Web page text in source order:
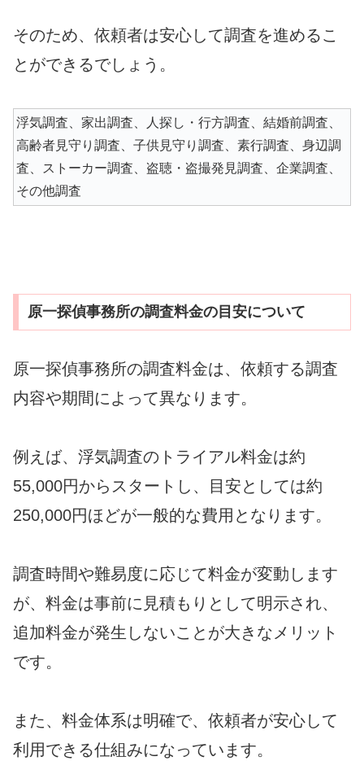
そのため、依頼者は安心して調査を進めるこ
とができるでしょう。
浮気調査、家出調査、人探し・行方調査、結婚前調査、
高齢者見守り調査、子供見守り調査、素行調査、身辺調
査、ストーカー調査、盗聴・盗撮発見調査、企業調査、
その他調査
原一探偵事務所の調査料金の目安について
原一探偵事務所の調査料金は、依頼する調査
内容や期間によって異なります。
例えば、浮気調査のトライアル料金は約
55,000円からスタートし、目安としては約
250,000円ほどが一般的な費用となります。
調査時間や難易度に応じて料金が変動します
が、料金は事前に見積もりとして明示され、
追加料金が発生しないことが大きなメリット
です。
また、料金体系は明確で、依頼者が安心して
利用できる仕組みになっています。